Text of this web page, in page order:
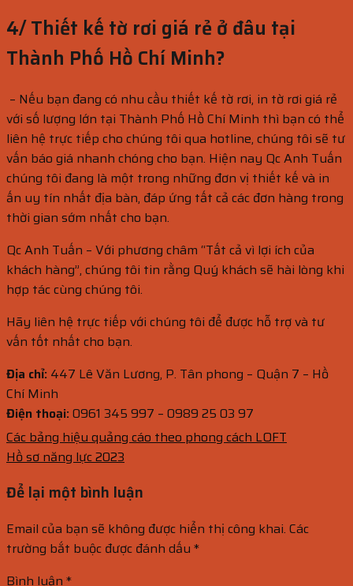
4/ Thiết kế tờ rơi giá rẻ ở đâu tại
Thành Phố Hồ Chí Minh?
– Nếu bạn đang có nhu cầu thiết kế tờ rơi, in tờ rơi giá rẻ
với số lượng lớn tại Thành Phố Hồ Chí Minh thì bạn có thể
liên hệ trực tiếp cho chúng tôi qua hotline, chúng tôi sẽ tư
vấn báo giá nhanh chóng cho bạn. Hiện nay Qc Anh Tuấn
chúng tôi đang là một trong những đơn vị thiết kế và in
ấn uy tín nhất địa bàn, đáp ứng tất cả các đơn hàng trong
thời gian sớm nhất cho bạn.
Qc Anh Tuấn – Với phương châm “Tất cả vì lợi ích của
khách hàng”, chúng tôi tin rằng Quý khách sẽ hài lòng khi
hợp tác cùng chúng tôi.
Hãy liên hệ trực tiếp với chúng tôi để được hỗ trợ và tư
vấn tốt nhất cho bạn.
Địa chỉ: 447 Lê Văn Lương, P. Tân phong – Quận 7 – Hồ
Chí Minh
Điện thoại:0961 345 997 – 0989 25 03 97
Các bảng hiệu quảng cáo theo phong cách LOFT
Hồ sơ năng lực 2023
Để lại một bình luận
Email của bạn sẽ không được hiển thị công khai. Các
trường bắt buộc được đánh dấu *
Bình luận *